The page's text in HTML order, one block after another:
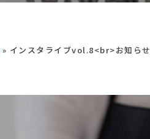
» インスタライブvol.8<br>お知らせ